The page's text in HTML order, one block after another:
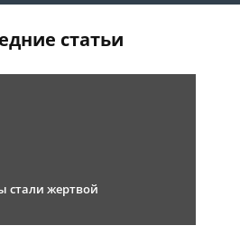
статьи
стали жертвой